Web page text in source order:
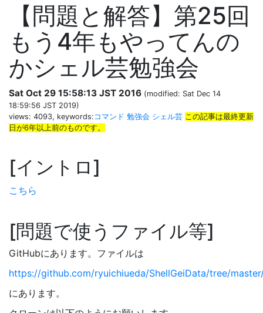
【問題と解答】第25回
もう4年もやってんの
かシェル芸勉強会
Sat Oct 29 15:58:13 JST 2016 (modified: Sat Dec 14
18:59:56 JST 2019)
views: 4093, keywords: コマンド 勉強会 シェル芸 この記事は最終更新
日が6年以上前のものです。
イントロ
こちら
問題で使うファイル等
GitHubにあります。ファイルは
https://github.com/ryuichiueda/ShellGeiData/tree/
にあります。